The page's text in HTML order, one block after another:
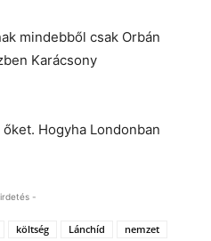
mindebből csak Orbán
Karácsony
Hogyha Londonban
-
költség Lánchíd
nemzet